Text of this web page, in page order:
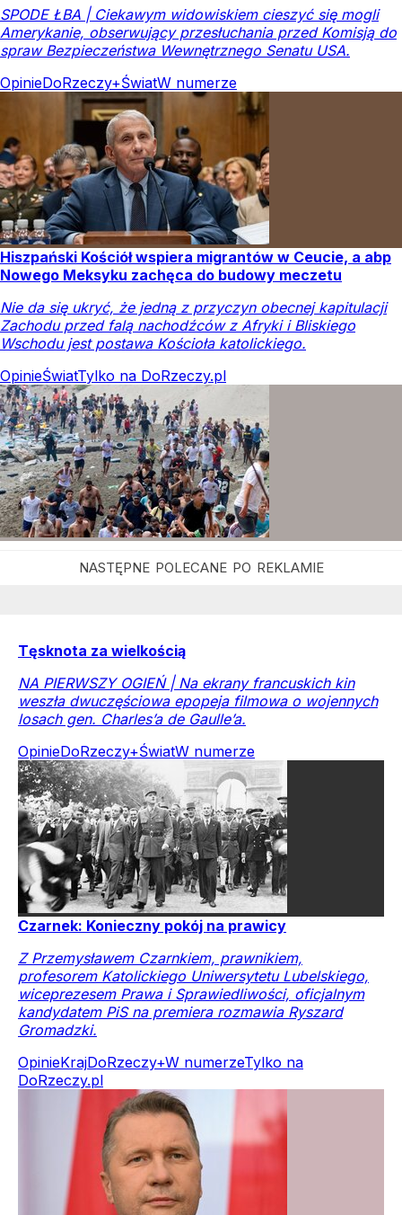
SPODE ŁBA | Ciekawym widowiskiem cieszyć się mogli
Amerykanie, obserwujący przesłuchania przed Komisją do
spraw Bezpieczeństwa Wewnętrznego Senatu USA.
OpinieDoRzeczy+ŚwiatW numerze
Hiszpański Kościół wspiera migrantów w Ceucie, a abp
Nowego Meksyku zachęca do budowy meczetu
Nie da się ukryć, że jedną z przyczyn obecnej kapitulacji
Zachodu przed falą nachodźców z Afryki i Bliskiego
Wschodu jest postawa Kościoła katolickiego.
OpinieŚwiatTylko na DoRzeczy.pl
Tęsknota za wielkością
NA PIERWSZY OGIEŃ | Na ekrany francuskich kin
weszła dwuczęściowa epopeja filmowa o wojennych
losach gen. Charles’a de Gaulle’a.
OpinieDoRzeczy+ŚwiatW numerze
Czarnek: Konieczny pokój na prawicy
Z Przemysławem Czarnkiem, prawnikiem,
profesorem Katolickiego Uniwersytetu Lubelskiego,
wiceprezesem Prawa i Sprawiedliwości, oficjalnym
kandydatem PiS na premiera rozmawia Ryszard
Gromadzki.
OpinieKrajDoRzeczy+W numerzeTylko na
DoRzeczy.pl